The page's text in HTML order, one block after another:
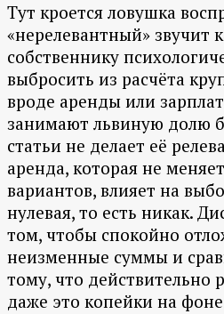
Тут кроется ловушка
«нерелевантный» звучит
собственнику
выбросить из расчёта
вроде аренды или
занимают львиную долю
статьи не делает её
аренда, которая не
вариантов, влияет на
нулевая, то есть никак.
том, чтобы спокойно
неизменные суммы и
тому, что действительно
даже это копейки на